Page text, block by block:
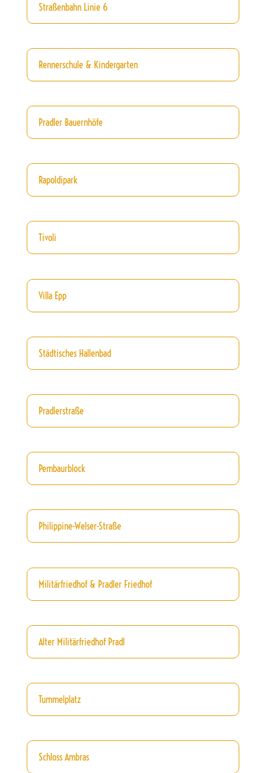
Straßenbahn Linie 6
Rennerschule & Kindergarten
Pradler Bauernhöfe
Rapoldipark
Tivoli
Villa Epp
Städtisches Hallenbad
Pradlerstraße
Pembaurblock
Philippine-Welser-Straße
Militärfriedhof & Pradler Friedhof
Alter Militärfriedhof Pradl
Tummelplatz
Schloss Ambras